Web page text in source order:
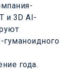
и 3D AI-
гуманоидного
года.